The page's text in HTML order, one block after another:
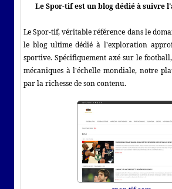
Le Spor-tif est un blog dédié à suivre
Le Spor-tif, véritable référence dans le
le blog ultime dédié à l'exploration
sportive. Spécifiquement axé sur le
mécaniques à l'échelle mondiale, notre
par la richesse de son contenu.